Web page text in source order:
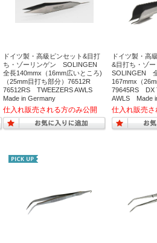
ドイツ製・高級ピンセット&目打
ち・ゾーリンゲン SOLINGEN
全長140mmx（16mm広いところ)
（25mm目打ち部分）76512R
76512RS TWEEZERS AWLS
Made in Germany
ドイツ製・高
&目打ち・ゾ
SOLINGEN
167mmx（
79645RS DX
AWLS Made